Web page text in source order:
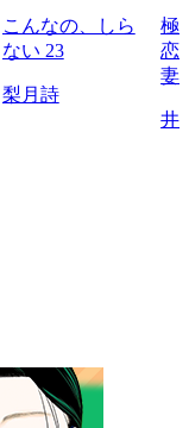
こんなの、しら
ない 23
梨月詩
極
恋
妻
井